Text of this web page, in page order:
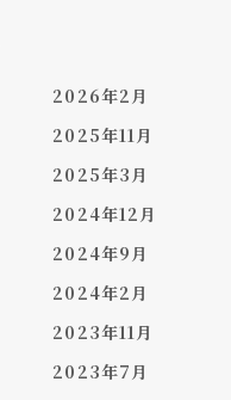
2026年2月
2025年11月
2025年3月
2024年12月
2024年9月
2024年2月
2023年11月
2023年7月